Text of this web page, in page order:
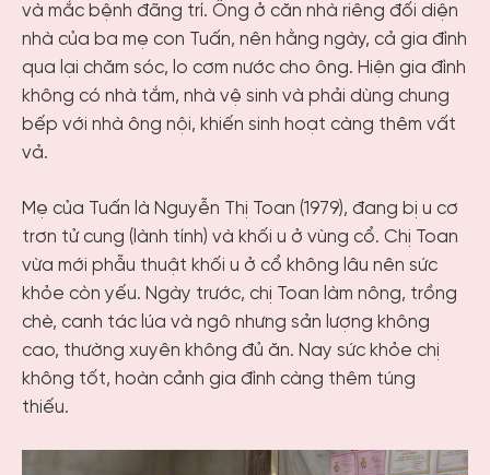
và mắc bệnh đãng trí. Ông ở căn nhà riêng đối diện
nhà của ba mẹ con Tuấn, nên hằng ngày, cả gia đình
qua lại chăm sóc, lo cơm nước cho ông. Hiện gia đình
không có nhà tắm, nhà vệ sinh và phải dùng chung
bếp với nhà ông nội, khiến sinh hoạt càng thêm vất
vả.
Mẹ của Tuấn là Nguyễn Thị Toan (1979), đang bị u cơ
trơn tử cung (lành tính) và khối u ở vùng cổ. Chị Toan
vừa mới phẫu thuật khối u ở cổ không lâu nên sức
khỏe còn yếu. Ngày trước, chị Toan làm nông, trồng
chè, canh tác lúa và ngô nhưng sản lượng không
cao, thường xuyên không đủ ăn. Nay sức khỏe chị
không tốt, hoàn cảnh gia đình càng thêm túng
thiếu.